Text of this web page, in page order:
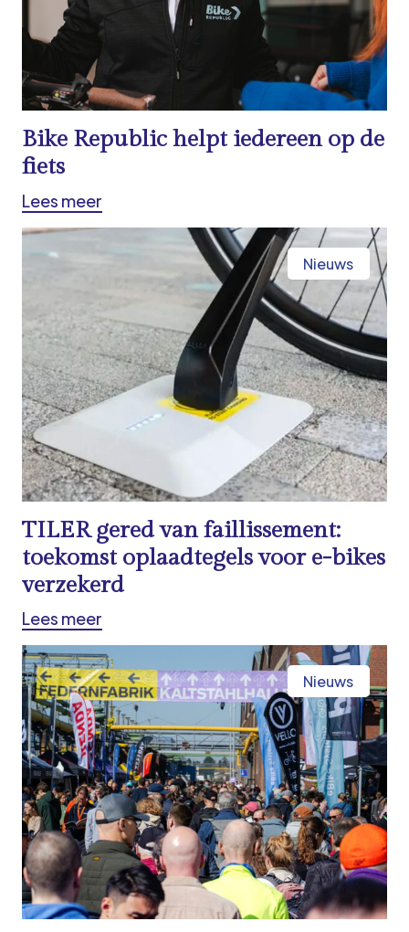
Bike Republic helpt iedereen op de
fiets
Lees meer
Nieuws
TILER gered van faillissement:
toekomst oplaadtegels voor e-bikes
verzekerd
Lees meer
Nieuws